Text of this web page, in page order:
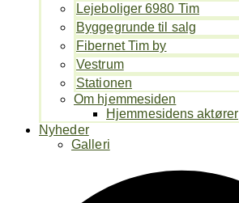
Lejeboliger 6980 Tim
Byggegrunde til salg
Fibernet Tim by
Vestrum
Stationen
Om hjemmesiden
Hjemmesidens aktører
Nyheder
Galleri